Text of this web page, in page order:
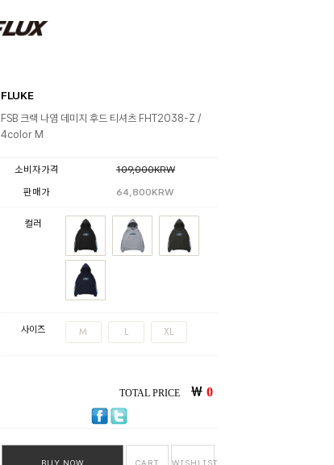
FLUKE
FSB 크랙 나염 데미지 후드 티셔츠 FHT2038-Z /
4color M
소비자가격
109,000KRW
판매가
64,800KRW
컬러
사이즈 M L XL
TOTAL PRICE ￦ 0
BUY NOW CART WISHLIST